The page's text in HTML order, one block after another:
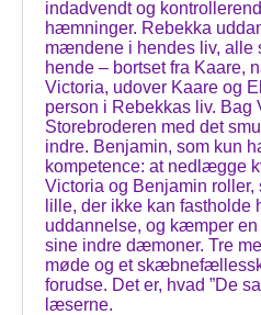
indadvendt og
hæmninger. Rebekka
mændene i hendes liv, alle
hende – bortset fra Kaare,
Victoria, udover Kaare og
person i Rebekkas liv. Bag
Storebroderen med det
indre. Benjamin, som kun
kompetence: at nedlægge
Victoria og Benjamin
lille, der ikke kan fastholde
uddannelse, og kæmper en
sine indre dæmoner. Tre
møde og et
forudse. Det er, hvad ”De
læserne.